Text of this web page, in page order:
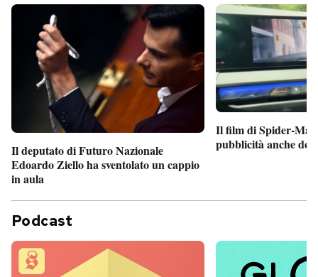
Il deputato di Futuro Nazionale
Edoardo Ziello ha sventolato un cappio
in aula
Il film di Spider-Man
pubblicità anche
Podcast